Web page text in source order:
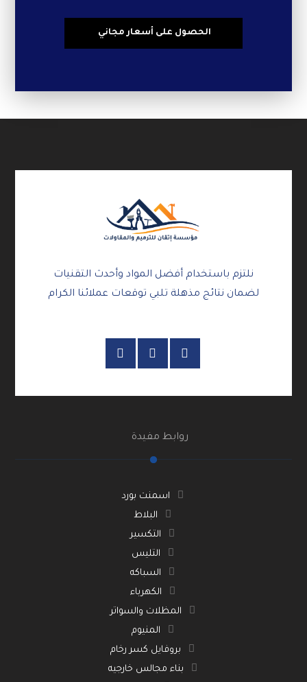
الحصول على أسعار مجاني
نلتزم باستخدام أفضل المواد وأحدث التقنيات
لضمان نتائج مذهلة تلبي توقعات عملائنا الكرام
روابط مفيدة
اسمنت بورد
البلاط
التكسير
التليس
السباكه
الكهرباء
المظلات والسواتر
المنيوم
بروفايل كسر رخام
بناء مجالس خارجيه